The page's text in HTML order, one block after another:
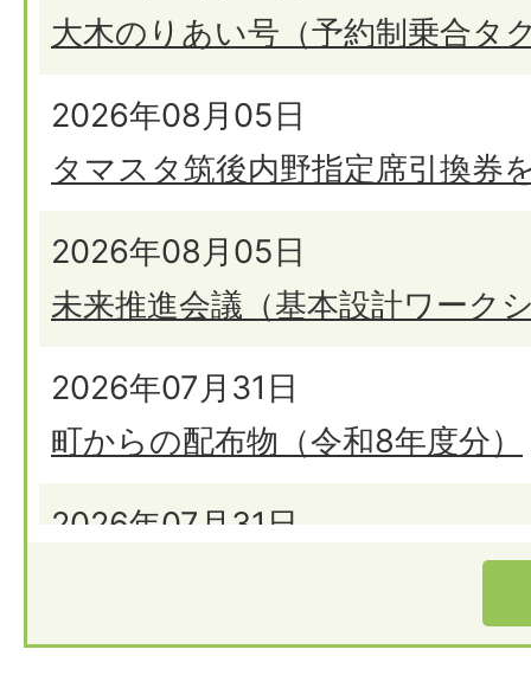
大木のりあい号（予約制乗合タ
2026年08月05日
タマスタ筑後内野指定席引換券
2026年08月05日
未来推進会議（基本設計ワーク
2026年07月31日
町からの配布物（令和8年度分）
2026年07月31日
【 8月17日 11時 】 Jアラート
2026年07月30日